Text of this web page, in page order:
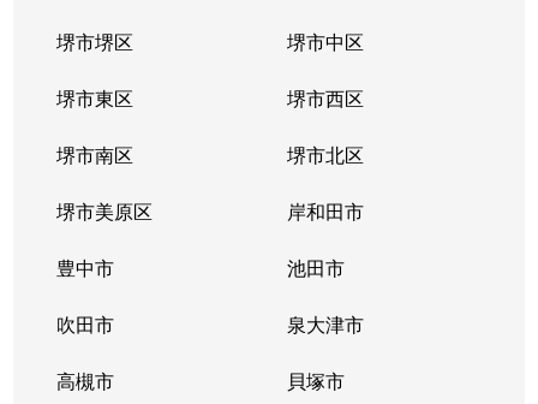
堺市堺区 堺市中区
堺市東区 堺市西区
堺市南区 堺市北区
堺市美原区 岸和田市
豊中市 池田市
吹田市 泉大津市
高槻市 貝塚市